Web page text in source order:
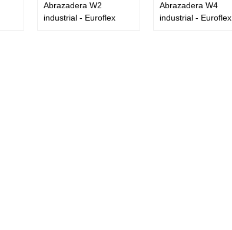
Abrazadera W2
industrial - Euroflex
Abrazadera W4
industrial - Euroflex